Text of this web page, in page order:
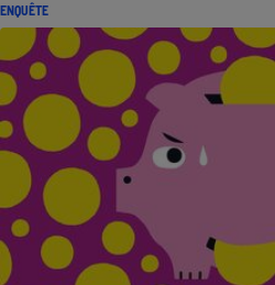
ENQUÊTE